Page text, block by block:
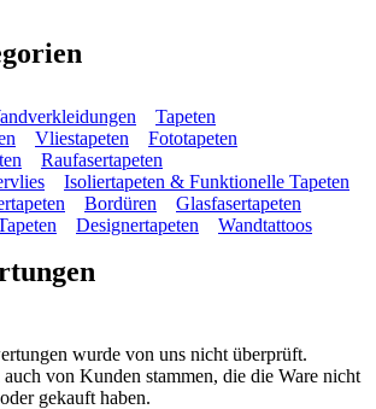
Tapeten
Vliestapeten
Fototapeten
Raufasertapeten
Isoliertapeten & Funktionelle Tapeten
Bordüren
Glasfasertapeten
Designertapeten Wandtattoos
wurde von uns nicht überprüft.
von Kunden stammen, die die Ware nicht
gekauft haben.